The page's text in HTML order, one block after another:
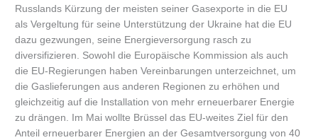
Russlands Kürzung der meisten seiner Gasexporte in die EU
als Vergeltung für seine Unterstützung der Ukraine hat die EU
dazu gezwungen, seine Energieversorgung rasch zu
diversifizieren. Sowohl die Europäische Kommission als auch
die EU-Regierungen haben Vereinbarungen unterzeichnet, um
die Gaslieferungen aus anderen Regionen zu erhöhen und
gleichzeitig auf die Installation von mehr erneuerbarer Energie
zu drängen. Im Mai wollte Brüssel das EU-weites Ziel für den
Anteil erneuerbarer Energien an der Gesamtversorgung von 40